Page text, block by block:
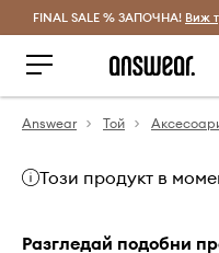
FINAL SALE % ЗАПОЧНА! Виж
Answear Той
Този продукт в
Разгледай подобни